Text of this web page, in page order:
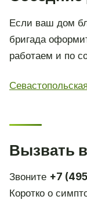
Если ваш дом
бригада
работаем и по
Севастопольская
Вызвать
Звоните +7
Коротко о